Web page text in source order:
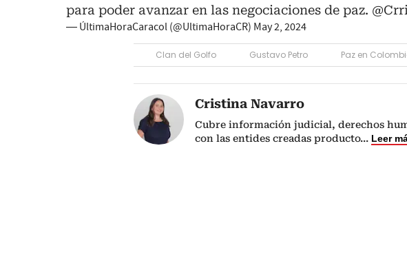
para poder avanzar en las negociaciones de paz.
— ÚltimaHoraCaracol (@UltimaHoraCR) May 2, 2024
Clan del Golfo Gustavo Petro Paz en
Cristina Navarro
Cubre información judicial, derechos
con las entides creadas producto... Leer